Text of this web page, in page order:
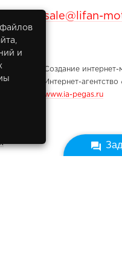
sale@lifan-
Создание интернет-
Интернет-агентство
www.ia-pegas.ru
файлов
и